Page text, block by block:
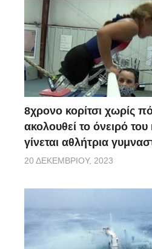
8χρονο κορίτσι χωρίς
ακολουθεί το όνειρό του
γίνεται αθλήτρια
20 ΔΕΚΕΜΒΡΊΟΥ, 2023